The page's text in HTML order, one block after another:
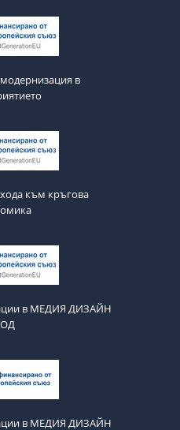
в
към кръгова
в МЕДИЯ ДИЗАЙН
в МЕДИЯ ДИЗАЙН